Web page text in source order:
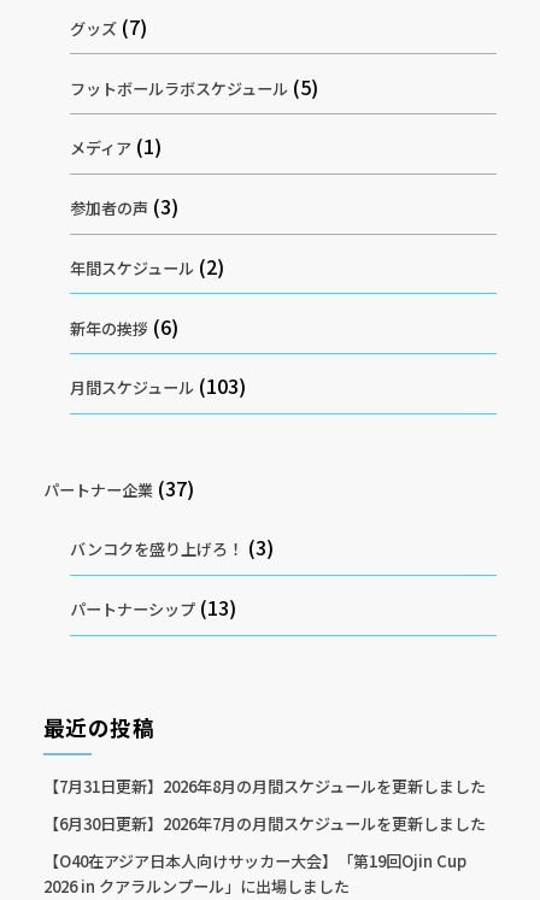
グッズ (7)
フットボールラボスケジュール (5)
メディア (1)
参加者の声 (3)
年間スケジュール (2)
新年の挨拶 (6)
月間スケジュール (103)
パートナー企業 (37)
バンコクを盛り上げろ！ (3)
パートナーシップ (13)
最近の投稿
【7月31日更新】2026年8月の月間スケジュールを更新しました
【6月30日更新】2026年7月の月間スケジュールを更新しました
【O40在アジア日本人向けサッカー大会】「第19回Ojin Cup
2026 in クアラルンプール」に出場しました